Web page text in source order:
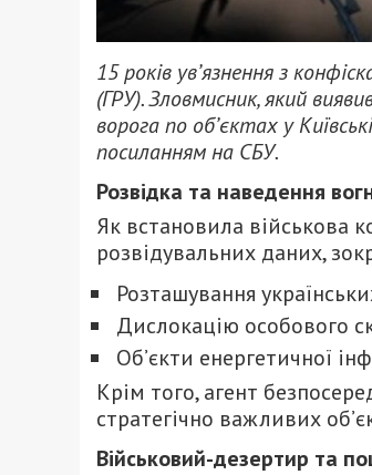
15 років ув’язнення з
(ГРУ). Зловмисник, який
ворога по об’єктах у
посиланням на СБУ.
Розвідка та наведення
Як встановила військова
розвідувальних даних,
Розташування
Дислокацію особового
Об’єкти енергетичної
Крім того, агент
стратегічно важливих
Військовий-дезертир та